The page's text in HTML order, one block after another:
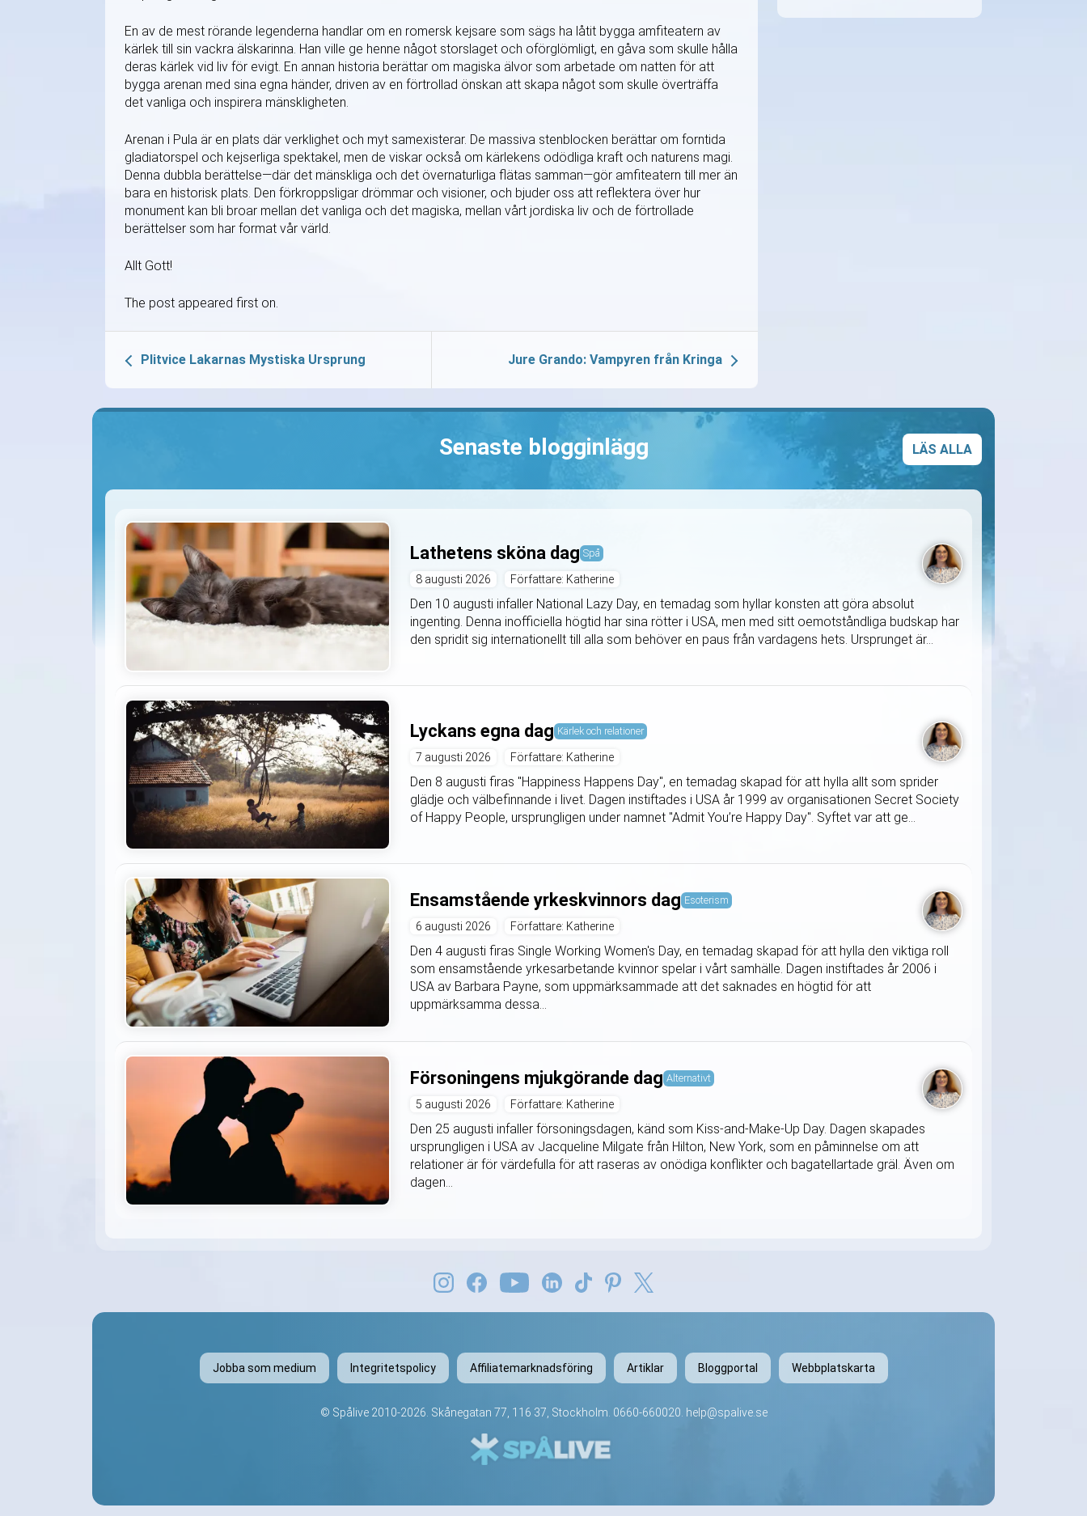
En av de mest rörande legenderna handlar om en romersk kejsare som sägs ha låtit bygga amfiteatern av
kärlek till sin vackra älskarinna. Han ville ge henne något storslaget och oförglömligt, en gåva som skulle hålla
deras kärlek vid liv för evigt. En annan historia berättar om magiska älvor som arbetade om natten för att
bygga arenan med sina egna händer, driven av en förtrollad önskan att skapa något som skulle överträffa
det vanliga och inspirera mänskligheten.
Arenan i Pula är en plats där verklighet och myt samexisterar. De massiva stenblocken berättar om forntida
gladiatorspel och kejserliga spektakel, men de viskar också om kärlekens odödliga kraft och naturens magi.
Denna dubbla berättelse—där det mänskliga och det övernaturliga flätas samman—gör amfiteatern till mer än
bara en historisk plats. Den förkroppsligar drömmar och visioner, och bjuder oss att reflektera över hur
monument kan bli broar mellan det vanliga och det magiska, mellan vårt jordiska liv och de förtrollade
berättelser som har format vår värld.
Allt Gott!
The post appeared first on.
Plitvice Lakarnas Mystiska Ursprung Jure Grando: Vampyren från Kringa
Senaste blogginlägg LÄS ALLA
Lathetens sköna dag Spå
8 augusti 2026 Författare: Katherine
Den 10 augusti infaller National Lazy Day, en temadag som hyllar konsten att göra absolut
ingenting. Denna inofficiella högtid har sina rötter i USA, men med sitt oemotståndliga budskap har
den spridit sig internationellt till alla som behöver en paus från vardagens hets. Ursprunget är...
Lyckans egna dag Kärlek och relationer
7 augusti 2026 Författare: Katherine
Den 8 augusti firas "Happiness Happens Day", en temadag skapad för att hylla allt som sprider
glädje och välbefinnande i livet. Dagen instiftades i USA år 1999 av organisationen Secret Society
of Happy People, ursprungligen under namnet "Admit You’re Happy Day". Syftet var att ge...
Ensamstående yrkeskvinnors dag Esoterism
6 augusti 2026 Författare: Katherine
Den 4 augusti firas Single Working Women's Day, en temadag skapad för att hylla den viktiga roll
som ensamstående yrkesarbetande kvinnor spelar i vårt samhälle. Dagen instiftades år 2006 i
USA av Barbara Payne, som uppmärksammade att det saknades en högtid för att
uppmärksamma dessa...
Försoningens mjukgörande dag Alternativt
5 augusti 2026 Författare: Katherine
Den 25 augusti infaller försoningsdagen, känd som Kiss-and-Make-Up Day. Dagen skapades
ursprungligen i USA av Jacqueline Milgate från Hilton, New York, som en påminnelse om att
relationer är för värdefulla för att raseras av onödiga konflikter och bagatellartade gräl. Även om
dagen...
Jobba som medium Integritetspolicy Affiliatemarknadsföring Artiklar Bloggportal Webbplatskarta
© Spålive2010-2026. Skånegatan 77, 116 37, Stockholm. 0660-660020 help@spalive.se